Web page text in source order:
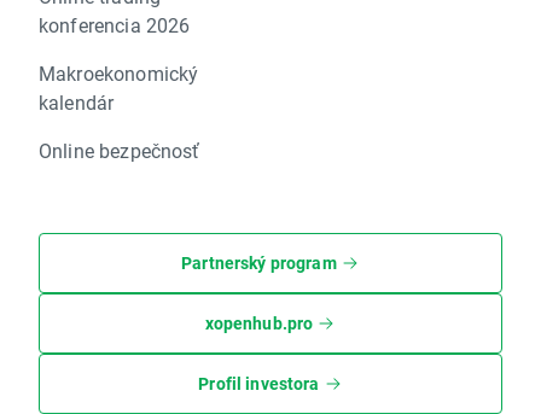
konferencia 2026
Makroekonomický
kalendár
Online bezpečnosť
Partnerský program
xopenhub.pro
Profil investora